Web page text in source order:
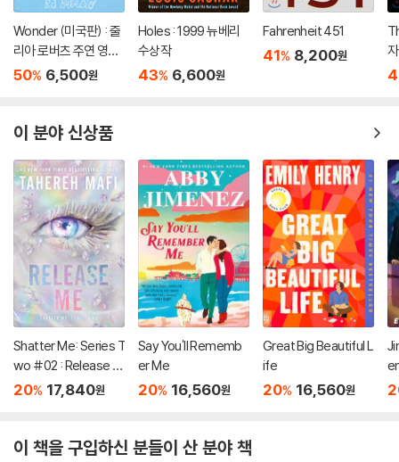
Wonder (미국판) : 줄
리아 로버츠 주연 영화
'원더' 원작 소설
50% 6,500원
Holes : 1999 뉴베리
수상작
43% 6,600원
Fahrenheit 451
41% 8,200원
자
이 분야 신상품
Shatter Me: Series T
wo #02 : Release M
e
20% 17,840원
Say You'll Rememb
er Me
20% 16,560원
Great Big Beautiful L
ife
20% 16,560원
이 책을 구입하신 분들이 산 분야 책